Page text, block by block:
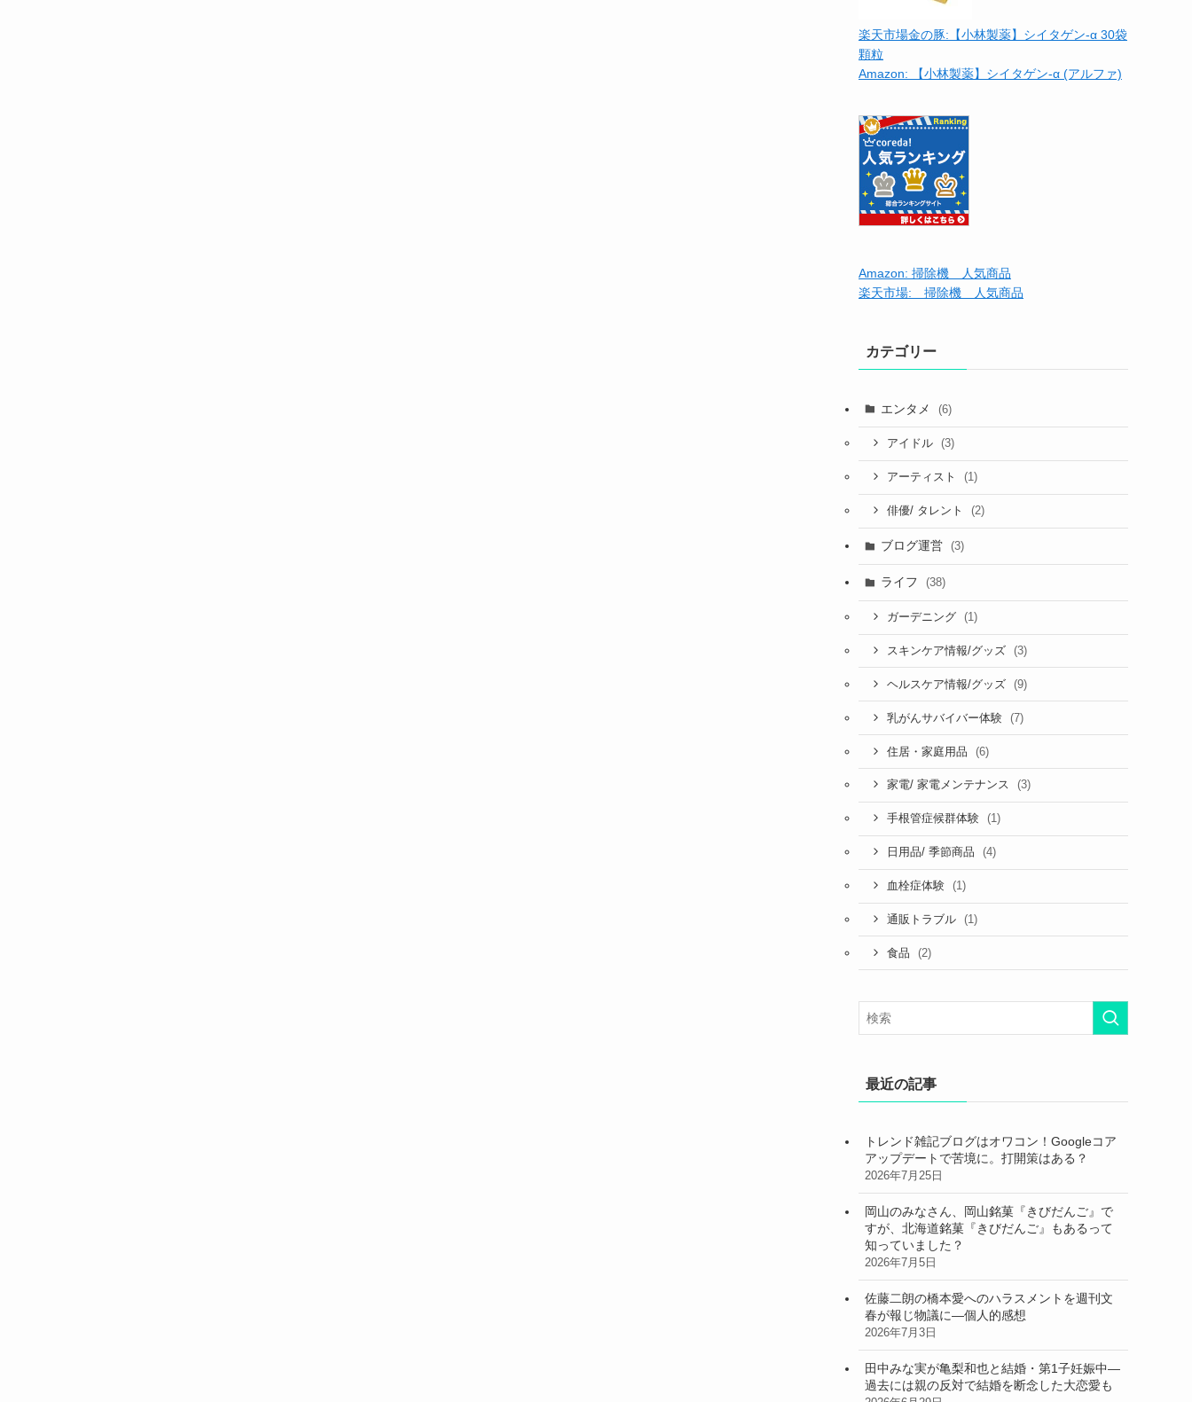
楽天市場金の豚:【小林製薬】シイタゲン-α 30袋
顆粒
Amazon: 【小林製薬】シイタゲン-α (アルファ)
Amazon: 掃除機 人気商品
楽天市場: 掃除機 人気商品
カテゴリー
エンタメ (6)
アイドル (3)
アーティスト (1)
俳優/ タレント (2)
ブログ運営 (3)
ライフ (38)
ガーデニング (1)
スキンケア情報/グッズ (3)
ヘルスケア情報/グッズ (9)
乳がんサバイバー体験 (7)
住居・家庭用品 (6)
家電/ 家電メンテナンス (3)
手根管症候群体験 (1)
日用品/ 季節商品 (4)
血栓症体験 (1)
通販トラブル (1)
食品 (2)
最近の記事
トレンド雑記ブログはオワコン！Googleコア
アップデートで苦境に。打開策はある？
2026年7月25日
岡山のみなさん、岡山銘菓『きびだんご』で
すが、北海道銘菓『きびだんご』もあるって
知っていました？
2026年7月5日
佐藤二朗の橋本愛へのハラスメントを週刊文
春が報じ物議に―個人的感想
2026年7月3日
田中みな実が亀梨和也と結婚・第1子妊娠中―
過去には親の反対で結婚を断念した大恋愛も